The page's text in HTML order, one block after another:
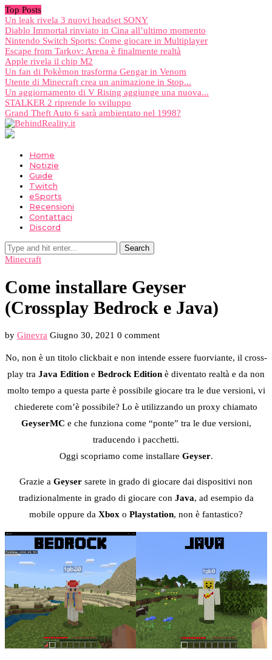
Top Posts
Un leak rivela 3 nuovi headset SONY
Diablo Immortal rinviato in Cina all’ultimo momento
Nintendo Switch Sports: Come giocare in Multiplayer
Escape from Tarkov: Arena è finalmente realtà
Apple rivela il chip M2
Un fan di Pokèmon trasforma Gengar in Venom
Utente di Minecraft crea un animazione in Stop...
Un aggiornamento di V Rising aggiunge una nuova...
STALKER 2 riprende lo sviluppo
Grand Theft Auto 6 sarà ambientato nel 1998?
Home
Notizie
Guide
Twitch
eSports
Recensioni
Contattaci
Discord
Minecraft
Come installare Geyser
(Crossplay Bedrock e Java)
by Ginevra Giugno 30, 2021 0 comment
No, non è un titolo clickbait e non intende essere fuorviante, il cross-
play tra Java Edition e Bedrock Edition è diventato realtà e da non
molto tempo a questa parte è possibile giocare tra le due versioni, vi
chiederete com’è possibile? Lo è utilizzando un proxy chiamato
GeyserMC e che funziona come “ponte” tra le due versioni,
traducendo i pacchetti.
Oggi scopriamo come installare Geyser.
Grazie a Geyser sarete in grado di giocare dai dispositivi non
tradizionalmente in grado di giocare con Java, ad esempio da
mobile oppure da Xbox o Playstation, non è fantastico?